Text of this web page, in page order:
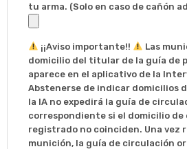
tu arma. (Solo en caso de cañón
¡¡Aviso importante!!
Las
domicilio del titular de la guía de
aparece en el aplicativo de la
Abstenerse de indicar domicilios
la IA no expedirá la guía de
correspondiente si el domicilio de
registrado no coinciden. Una vez
munición, la guía de circulación